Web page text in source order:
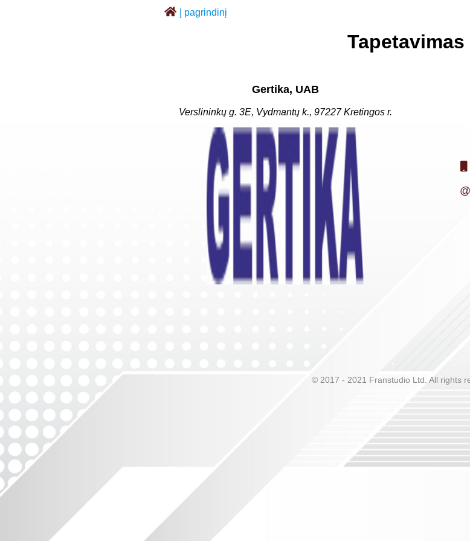
Į pagrindinį
Tapetavimas
Gertika, UAB
Verslininkų g. 3E, Vydmantų k., 97227 Kretingos r.
@
© 2017 - 2021 Franstudio Ltd. All rights